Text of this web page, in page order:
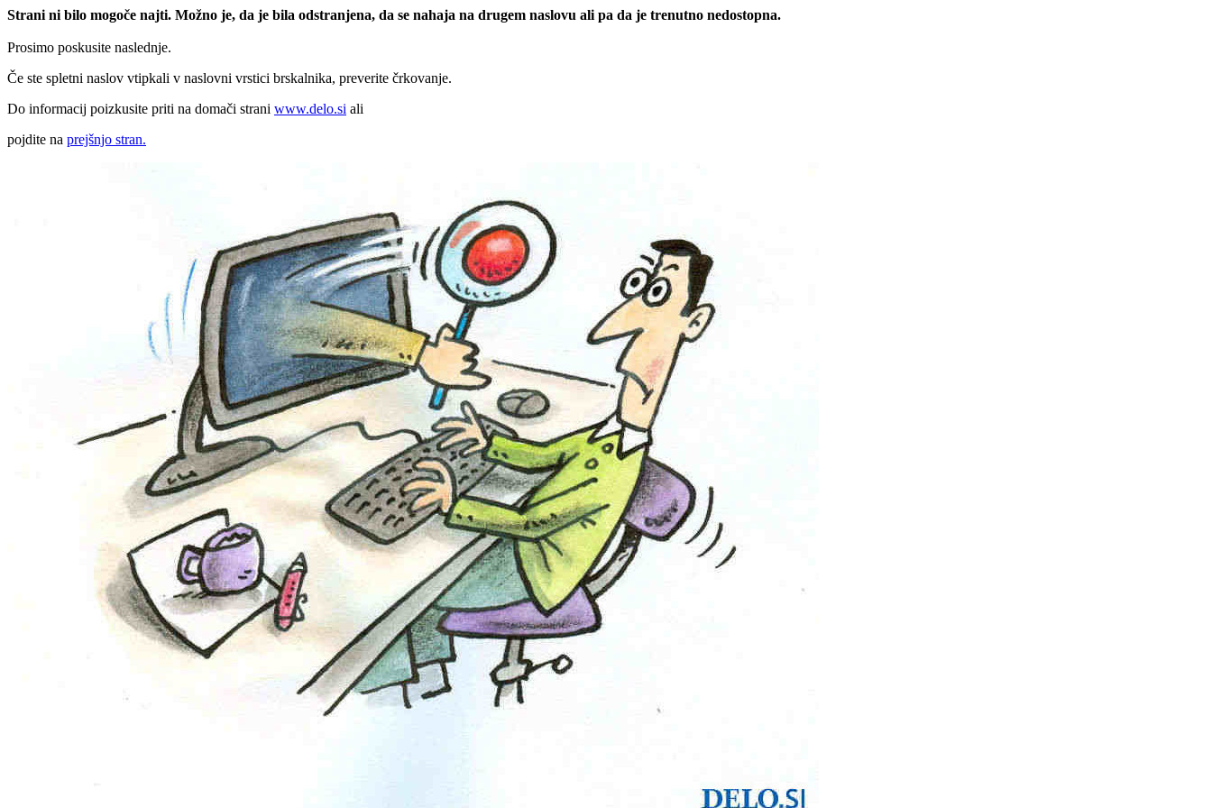
Strani ni bilo mogoče najti. Možno je, da je bila odstranjena, da se nahaja na drugem naslovu ali pa da je trenutno nedostopna.
Prosimo poskusite naslednje.
Če ste spletni naslov vtipkali v naslovni vrstici brskalnika, preverite črkovanje.
Do informacij poizkusite priti na domači strani www.delo.si ali
pojdite na prejšnjo stran.